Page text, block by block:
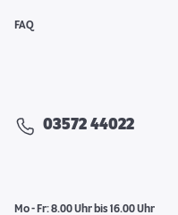
FAQ
03572 44022
Mo - Fr: 8.00 Uhr bis 16.00 Uhr